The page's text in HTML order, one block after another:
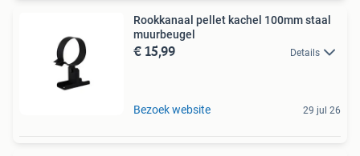
Rookkanaal pellet kachel 100mm staal
muurbeugel
€ 15,99 Details
Bezoek website 29 jul 26